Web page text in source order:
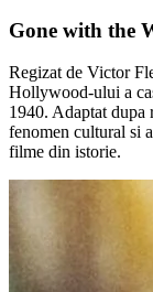
Gone with the
Regizat de Victor
Hollywood-ului a
1940. Adaptat dupa
fenomen cultural si
filme din istorie.